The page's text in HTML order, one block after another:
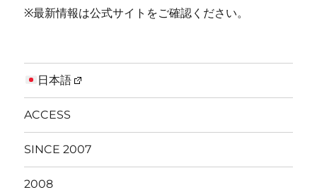
※最新情報は公式サイトをご確認ください。
日本語
ACCESS
SINCE 2007
2008